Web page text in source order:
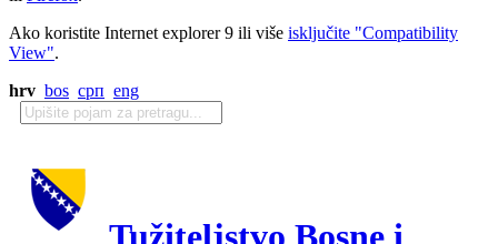
Ako koristite Internet explorer 9 ili više isključite "Compatibility
View".
hrv bos срп eng